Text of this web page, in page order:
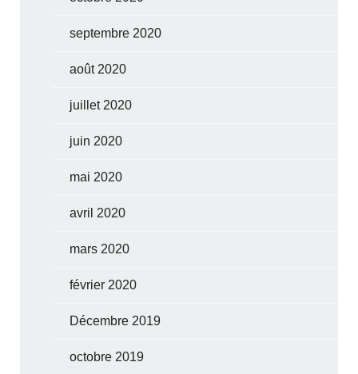
septembre 2020
août 2020
juillet 2020
juin 2020
mai 2020
avril 2020
mars 2020
février 2020
Décembre 2019
octobre 2019